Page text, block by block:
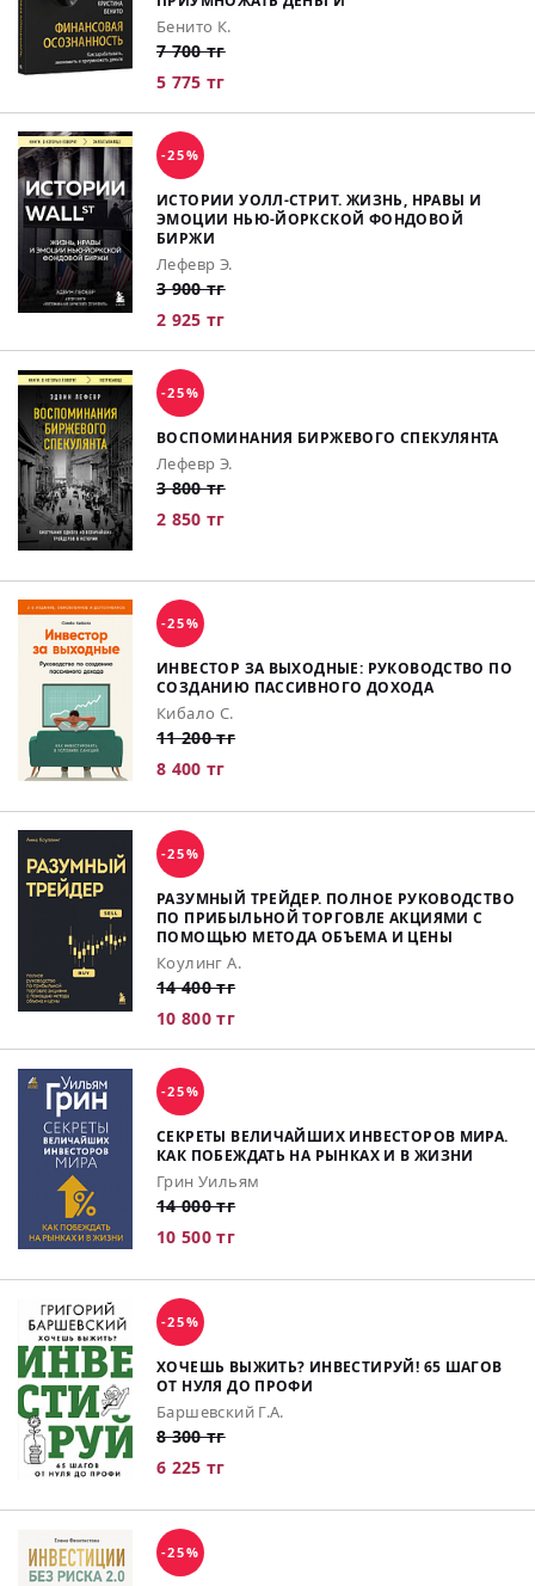
Бенито К.
7 700 тг
5 775 тг
-25%
ИСТОРИИ УОЛЛ-СТРИТ. ЖИЗНЬ, НРАВЫ И
ЭМОЦИИ НЬЮ-ЙОРКСКОЙ ФОНДОВОЙ
БИРЖИ
Лефевр Э.
3 900 тг
2 925 тг
-25%
ВОСПОМИНАНИЯ БИРЖЕВОГО СПЕКУЛЯНТА
Лефевр Э.
3 800 тг
2 850 тг
-25%
ИНВЕСТОР ЗА ВЫХОДНЫЕ: РУКОВОДСТВО ПО
СОЗДАНИЮ ПАССИВНОГО ДОХОДА
Кибало С.
11 200 тг
8 400 тг
-25%
РАЗУМНЫЙ ТРЕЙДЕР. ПОЛНОЕ РУКОВОДСТВО
ПО ПРИБЫЛЬНОЙ ТОРГОВЛЕ АКЦИЯМИ С
ПОМОЩЬЮ МЕТОДА ОБЪЕМА И ЦЕНЫ
Коулинг А.
14 400 тг
10 800 тг
-25%
СЕКРЕТЫ ВЕЛИЧАЙШИХ ИНВЕСТОРОВ МИРА.
КАК ПОБЕЖДАТЬ НА РЫНКАХ И В ЖИЗНИ
Грин Уильям
14 000 тг
10 500 тг
-25%
ХОЧЕШЬ ВЫЖИТЬ? ИНВЕСТИРУЙ! 65 ШАГОВ
ОТ НУЛЯ ДО ПРОФИ
Баршевский Г.А.
8 300 тг
6 225 тг
-25%